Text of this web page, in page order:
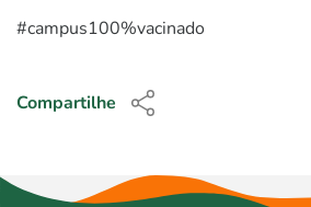
#campus100%vacinado
Compartilhe